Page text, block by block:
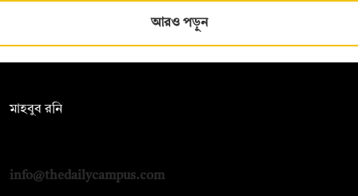
আরও পড়ুন
মাহবুব রনি
info@thedailycampus.com